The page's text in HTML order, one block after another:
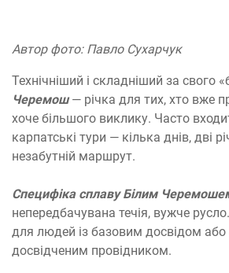
Автор фото: Павло Сухарчук
Технічніший і складніший за свого
Черемош— річка для тих, хто вже
хоче більшого виклику. Часто
карпатські тури — кілька днів, дві
незабутній маршрут.
Специфіка сплаву Білим
непередбачувана течія, вужче
для людей із базовим досвідом або
досвідченим провідником.